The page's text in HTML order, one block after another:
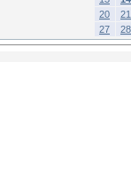
20
21
27
28